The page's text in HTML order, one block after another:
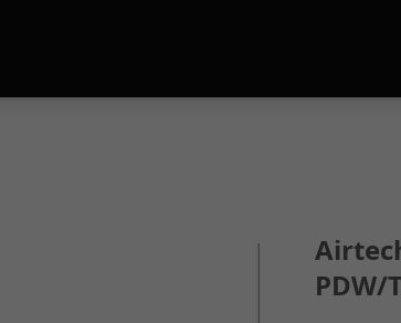
PDW/